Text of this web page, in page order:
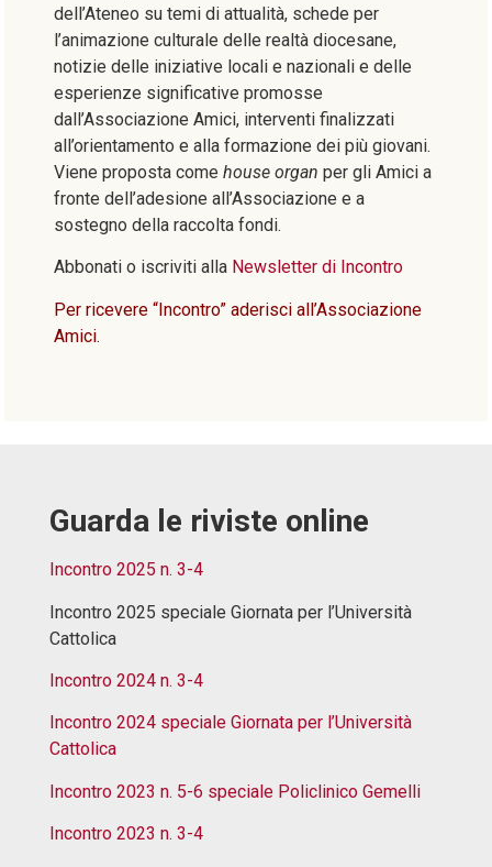
dell’Ateneo su temi di attualità, schede per
l’animazione culturale delle realtà diocesane,
notizie delle iniziative locali e nazionali e delle
esperienze significative promosse
dall’Associazione Amici, interventi finalizzati
all’orientamento e alla formazione dei più giovani.
Viene proposta comehouse organ per gli Amici a
fronte dell’adesione all’Associazione e a
sostegno della raccolta fondi.
Abbonati o iscriviti alla Newsletter di Incontro
Per ricevere “Incontro”aderisci all’Associazione
Amici.
Guarda le riviste online
Incontro 2025 n. 3-4
Incontro 2025 speciale Giornata per l’Università
Cattolica
Incontro 2024 n. 3-4
Incontro 2024 speciale Giornata per l’Università
Cattolica
Incontro 2023 n. 5-6 speciale Policlinico Gemelli
Incontro 2023 n. 3-4